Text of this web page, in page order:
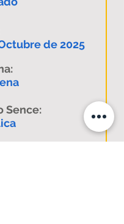
de 2025
Sence: